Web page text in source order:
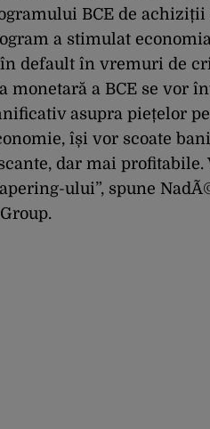
BCE de achiziții
a stimulat
default în vremuri de
monetară a BCE se vor
asupra piețelor
își vor scoate
dar mai profitabile.
ului”, spune